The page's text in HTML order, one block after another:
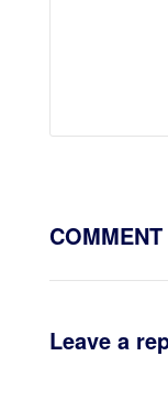
COMMENT
Leave a